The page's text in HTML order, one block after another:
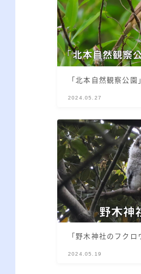
「北本自然観察公
2024.05.27
「野木神社のフクロ
2024.05.19